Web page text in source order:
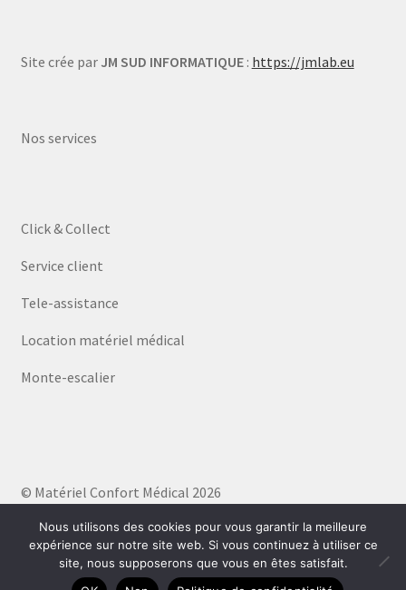
Site crée par JM SUD INFORMATIQUE: https://jmlab.eu
Nos services
Click & Collect
Service client
Tele-assistance
Location matériel médical
Monte-escalier
© Matériel Confort Médical 2026
Nous utilisons des cookies pour vous garantir la meilleure
expérience sur notre site web. Si vous continuez à utiliser ce
site, nous supposerons que vous en êtes satisfait.